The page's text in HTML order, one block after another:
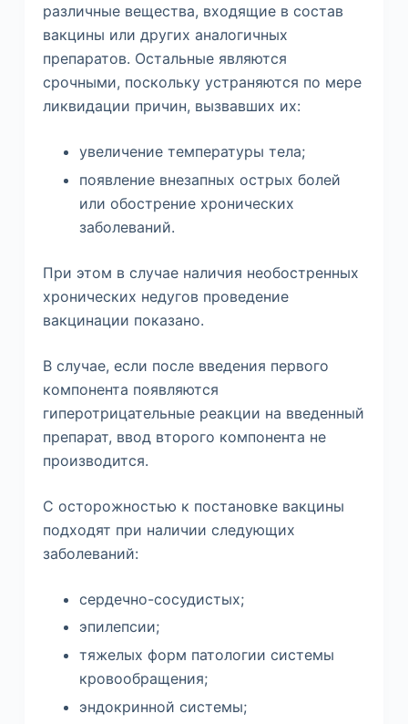
различные вещества, входящие в состав
вакцины или других аналогичных
препаратов. Остальные являются
срочными, поскольку устраняются по мере
ликвидации причин, вызвавших их:
увеличение температуры тела;
появление внезапных острых болей
или обострение хронических
заболеваний.
При этом в случае наличия необостренных
хронических недугов проведение
вакцинации показано.
В случае, если после введения первого
компонента появляются
гиперотрицательные реакции на введенный
препарат, ввод второго компонента не
производится.
С осторожностью к постановке вакцины
подходят при наличии следующих
заболеваний:
сердечно-сосудистых;
эпилепсии;
тяжелых форм патологии системы
кровообращения;
эндокринной системы;